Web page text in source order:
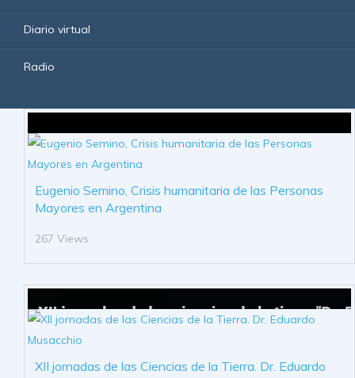
Diario virtual
Radio
Eugenio Semino, Crisis humanitaria de las Personas
Mayores en Argentina
267 Views
XII jornadas de las Ciencias de la Tierra. Dr. Eduardo